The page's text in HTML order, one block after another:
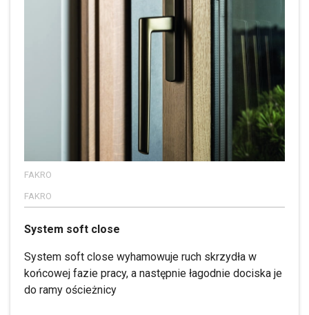
FAKRO
FAKRO
System soft close
System soft close wyhamowuje ruch skrzydła w
końcowej fazie pracy, a następnie łagodnie dociska je
do ramy ościeżnicy